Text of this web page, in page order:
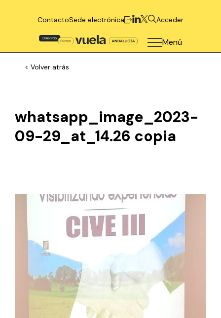
ContactoSede electrónica Acceder
Menú
< Volver atrás
whatsapp_image_2023-
09-29_at_14.26 copia